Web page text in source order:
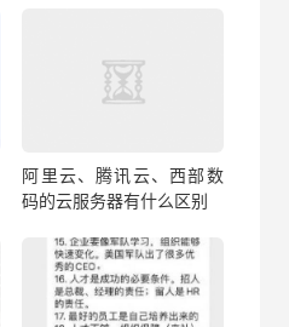
阿里云、腾讯云、西部数
码的云服务器有什么区别